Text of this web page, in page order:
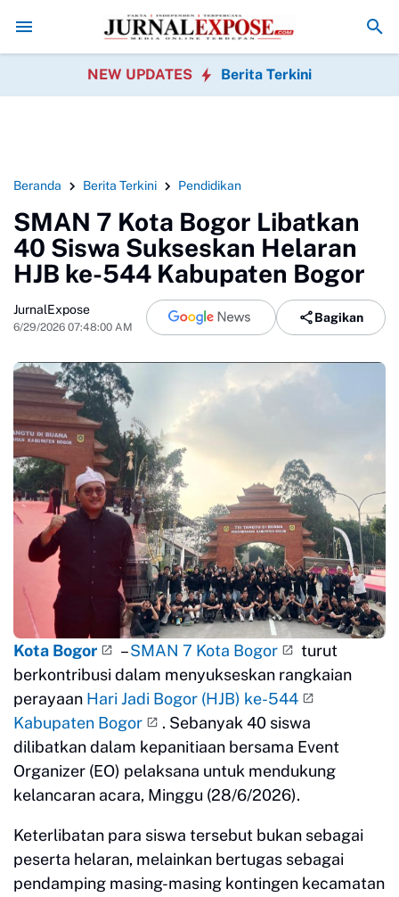
Gotong Royong Sambut HUT Ke-81 Republik Indonesia
NEW UPDATES Berita Terkini
Beranda Berita Terkini Pendidikan
SMAN 7 Kota Bogor Libatkan
40 Siswa Sukseskan Helaran
HJB ke-544 Kabupaten Bogor
JurnalExpose
6/29/2026 07:48:00 AM
Bagikan
Kota Bogor –SMAN 7 Kota Bogor
turut
berkontribusi dalam menyukseskan rangkaian
perayaan Hari Jadi Bogor (HJB) ke-544
Kabupaten Bogor
. Sebanyak 40 siswa
dilibatkan dalam kepanitiaan bersama Event
Organizer (EO) pelaksana untuk mendukung
kelancaran acara, Minggu (28/6/2026).
Keterlibatan para siswa tersebut bukan sebagai
peserta helaran, melainkan bertugas sebagai
pendamping masing-masing kontingen kecamatan